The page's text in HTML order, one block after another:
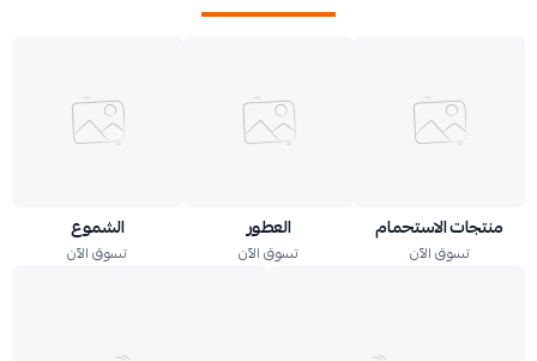
منتجات الاستحمام
تسوق الآن
العطور
تسوق الآن
الشموع
تسوق الآن